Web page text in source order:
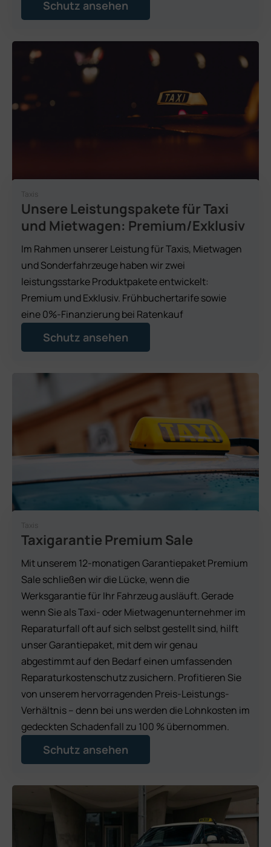
Schutz ansehen
Taxis
Unsere Leistungspakete für Taxi
und Mietwagen: Premium/Exklusiv
Im Rahmen unserer Leistung für Taxis, Mietwagen
und Sonderfahrzeuge haben wir zwei
leistungsstarke Produktpakete entwickelt:
Premium und Exklusiv. Frühbuchertarife sowie
eine 0%-Finanzierung bei Ratenkauf
Schutz ansehen
Taxis
Taxigarantie Premium Sale
Mit unserem 12-monatigen Garantiepaket Premium
Sale schließen wir die Lücke, wenn die
Werksgarantie für Ihr Fahrzeug ausläuft. Gerade
wenn Sie als Taxi- oder Mietwagenunternehmer im
Reparaturfall oft auf sich selbst gestellt sind, hilft
unser Garantiepaket, mit dem wir genau
abgestimmt auf den Bedarf einen umfassenden
Reparaturkostenschutz zusichern. Profitieren Sie
von unserem hervorragenden Preis-Leistungs-
Verhältnis – denn bei uns werden die Lohnkosten im
gedeckten Schadenfall zu 100 % übernommen.
Schutz ansehen